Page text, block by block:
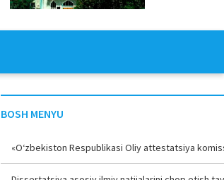
BOSH MENYU
«O‘zbekiston Respublikasi Oliy attestatsiya